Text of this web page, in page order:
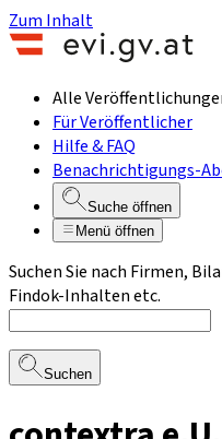
Zum Inhalt
Alle
Für Veröffentlicher
Hilfe & FAQ
Benachrichtigungs-
Suche öffnen
Menü öffnen
Suchen Sie nach Firmen,
Findok-Inhalten etc.
Suchen